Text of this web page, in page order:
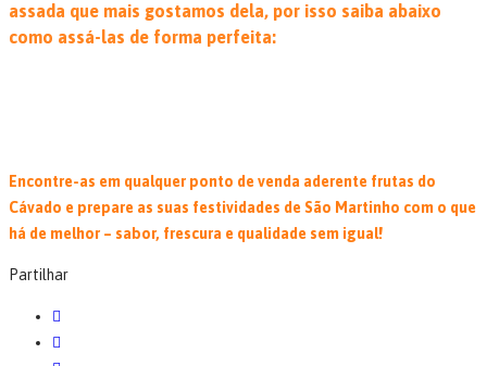
assada que mais gostamos dela, por isso saiba abaixo
como assá-las de forma perfeita:
Encontre-as em qualquer ponto de venda aderente frutas do
Cávado e prepare as suas festividades de São Martinho com o que
há de melhor – sabor, frescura e qualidade sem igual!
Partilhar